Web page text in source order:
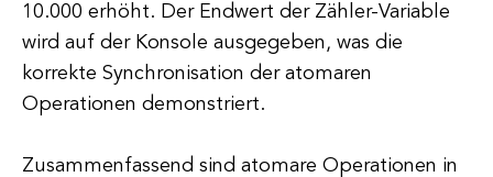
10.000 erhöht. Der Endwert der Zähler-Variable
wird auf der Konsole ausgegeben, was die
korrekte Synchronisation der atomaren
Operationen demonstriert.
Zusammenfassend sind atomare Operationen in